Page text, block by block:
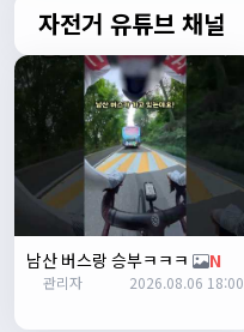
쏭박17:23:31
실시간 채팅 테스트
쏭박 17:23:34
1
17:23:35
2
쏭박 17:23:38
테스트 2
쏭박17:23:41
테스트 테스트
자전거 유튜브 채널
남산 버스랑 승부ㅋㅋㅋ N
관리자 2026.08.06 18:00